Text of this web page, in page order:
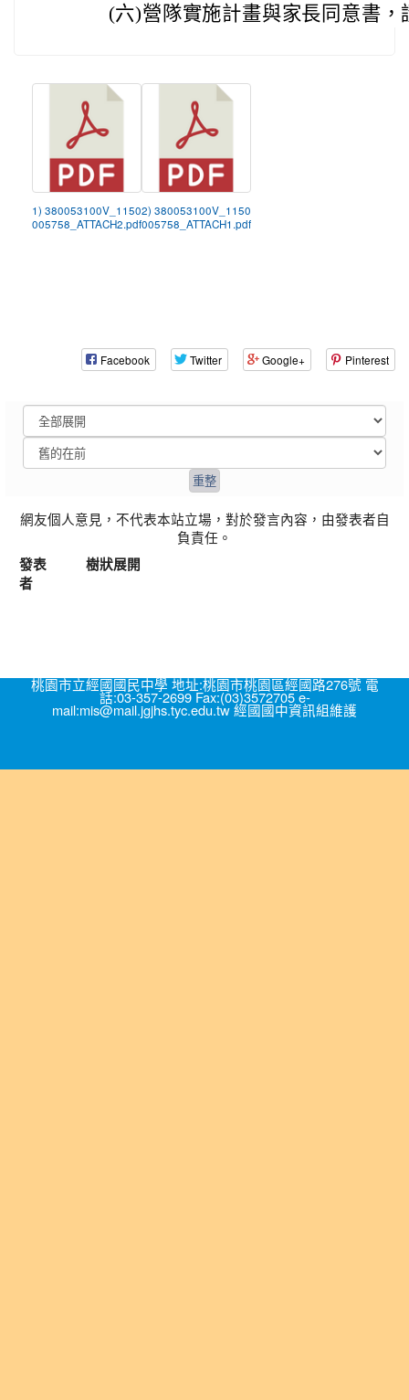
(六)營隊實施計畫與家長同意書，
1) 380053100V_1150
005758_ATTACH2.pdf
2) 380053100V_1150
005758_ATTACH1.pdf
Facebook Twitter Google+ Pinterest
網友個人意見，不代表本站立場，對於發言內容，由發表者自
負責任。
發表
者
樹狀展開
桃園市立經國國民中學 地址:桃園市桃園區經國路276號 電
話:03-357-2699 Fax:(03)3572705 e-
mail:mis@mail.jgjhs.tyc.edu.tw 經國國中資訊組維護